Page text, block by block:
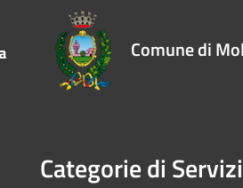
Comune di
Categorie di